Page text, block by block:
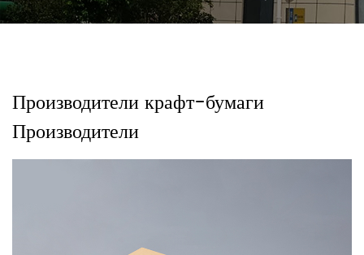
Производители крафт-бумаги
Производители